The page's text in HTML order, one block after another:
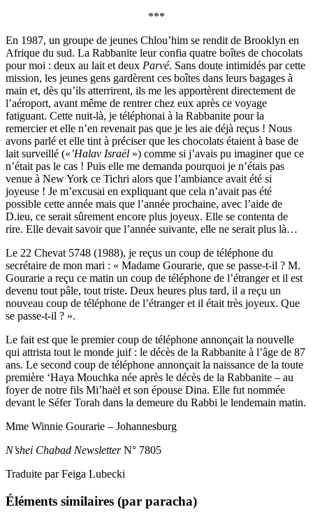
***
En 1987, un groupe de jeunes Chlou’him se rendit de Brooklyn en
Afrique du sud. La Rabbanite leur confia quatre boîtes de chocolats
pour moi : deux au lait et deux Parvé. Sans doute intimidés par cette
mission, les jeunes gens gardèrent ces boîtes dans leurs bagages à
main et, dès qu’ils atterrirent, ils me les apportèrent directement de
l’aéroport, avant même de rentrer chez eux après ce voyage
fatiguant. Cette nuit-là, je téléphonai à la Rabbanite pour la
remercier et elle n’en revenait pas que je les aie déjà reçus ! Nous
avons parlé et elle tint à préciser que les chocolats étaient à base de
lait surveillé («’Halav Israël ») comme si j’avais pu imaginer que ce
n’était pas le cas ! Puis elle me demanda pourquoi je n’étais pas
venue à New York ce Tichri alors que l’ambiance avait été si
joyeuse ! Je m’excusai en expliquant que cela n’avait pas été
possible cette année mais que l’année prochaine, avec l’aide de
D.ieu, ce serait sûrement encore plus joyeux. Elle se contenta de
rire. Elle devait savoir que l’année suivante, elle ne serait plus là…
Le 22 Chevat 5748 (1988), je reçus un coup de téléphone du
secrétaire de mon mari : « Madame Gourarie, que se passe-t-il ? M.
Gourarie a reçu ce matin un coup de téléphone de l’étranger et il est
devenu tout pâle, tout triste. Deux heures plus tard, il a reçu un
nouveau coup de téléphone de l’étranger et il était très joyeux. Que
se passe-t-il ? ».
Le fait est que le premier coup de téléphone annonçait la nouvelle
qui attrista tout le monde juif : le décès de la Rabbanite à l’âge de 87
ans. Le second coup de téléphone annonçait la naissance de la toute
première ‘Haya Mouchka née après le décès de la Rabbanite – au
foyer de notre fils Mi’haël et son épouse Dina. Elle fut nommée
devant le Séfer Torah dans la demeure du Rabbi le lendemain matin.
Mme Winnie Gourarie – Johannesburg
N’shei Chabad NewsletterN° 7805
Traduite par Feiga Lubecki
Éléments similaires (par paracha)